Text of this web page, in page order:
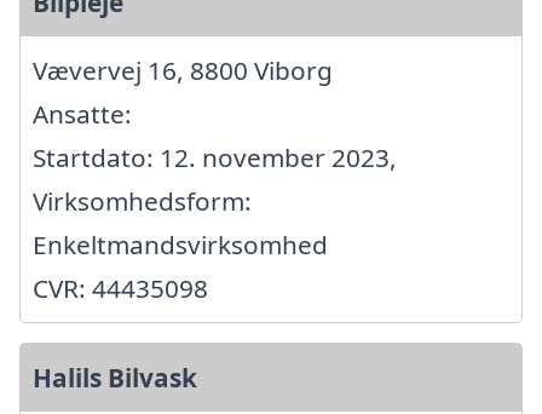
Vævervej 16, 8800 Viborg
Ansatte:
Startdato: 12. november 2023,
Virksomhedsform:
Enkeltmandsvirksomhed
CVR: 44435098
Halils Bilvask